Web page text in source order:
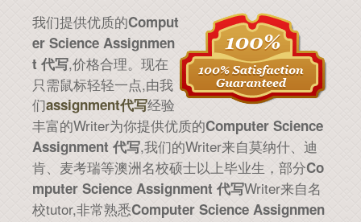
我们提供优质的Comput
er Science Assignmen
t 代写,价格合理。现在
只需鼠标轻轻一点,由我
们assignment代写经验
丰富的Writer为你提供优质的Computer Science
Assignment 代写,我们的Writer来自莫纳什、迪
肯、麦考瑞等澳洲名校硕士以上毕业生，部分Co
mputer Science Assignment 代写Writer来自名
校tutor,非常熟悉Computer Science Assignmen